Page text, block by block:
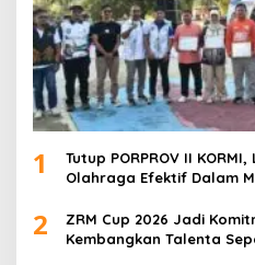
1
Tutup PORPROV II
Olahraga Efektif Dalam
2
ZRM Cup 2026 Jadi
Kembangkan Talenta